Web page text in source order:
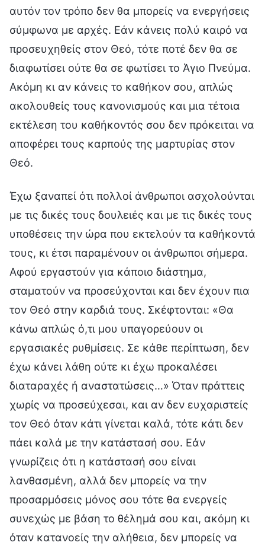
αυτόν τον τρόπο δεν θα μπορείς να ενεργήσεις
σύμφωνα με αρχές. Εάν κάνεις πολύ καιρό να
προσευχηθείς στον Θεό, τότε ποτέ δεν θα σε
διαφωτίσει ούτε θα σε φωτίσει το Άγιο Πνεύμα.
Ακόμη κι αν κάνεις το καθήκον σου, απλώς
ακολουθείς τους κανονισμούς και μια τέτοια
εκτέλεση του καθήκοντός σου δεν πρόκειται να
αποφέρει τους καρπούς της μαρτυρίας στον
Θεό.
Έχω ξαναπεί ότι πολλοί άνθρωποι ασχολούνται
με τις δικές τους δουλειές και με τις δικές τους
υποθέσεις την ώρα που εκτελούν τα καθήκοντά
τους, κι έτσι παραμένουν οι άνθρωποι σήμερα.
Αφού εργαστούν για κάποιο διάστημα,
σταματούν να προσεύχονται και δεν έχουν πια
τον Θεό στην καρδιά τους. Σκέφτονται: «Θα
κάνω απλώς ό,τι μου υπαγορεύουν οι
εργασιακές ρυθμίσεις. Σε κάθε περίπτωση, δεν
έχω κάνει λάθη ούτε κι έχω προκαλέσει
διαταραχές ή αναστατώσεις…» Όταν πράττεις
χωρίς να προσεύχεσαι, και αν δεν ευχαριστείς
τον Θεό όταν κάτι γίνεται καλά, τότε κάτι δεν
πάει καλά με την κατάστασή σου. Εάν
γνωρίζεις ότι η κατάστασή σου είναι
λανθασμένη, αλλά δεν μπορείς να την
προσαρμόσεις μόνος σου τότε θα ενεργείς
συνεχώς με βάση το θέλημά σου και, ακόμη κι
όταν κατανοείς την αλήθεια, δεν μπορείς να